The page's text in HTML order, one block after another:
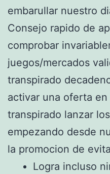
embarullar nuestro
Consejo rapido de
comprobar
juegos/mercados
transpirado
activar una oferta
transpirado lanzar
empezando desde
la promocion de
Logra incluso